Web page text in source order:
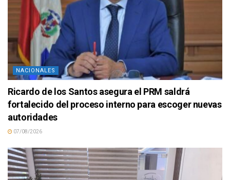
NACIONALES
Ricardo de los Santos asegura el PRM saldrá
fortalecido del proceso interno para escoger nuevas
autoridades
07/08/2026